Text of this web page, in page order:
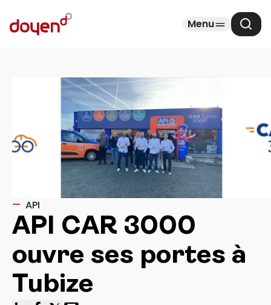
Menu
API
API CAR 3000
ouvre ses portes à
Tubize